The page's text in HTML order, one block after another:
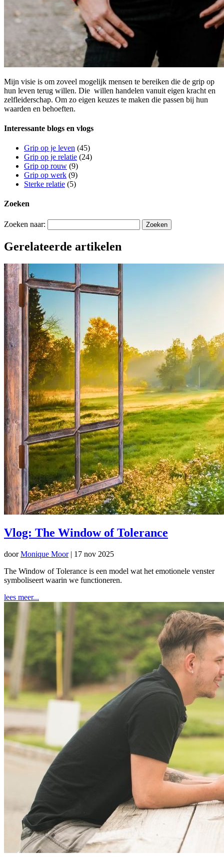
Mijn visie is om zoveel mogelijk mensen te bereiken die de grip op
hun leven terug willen. Die willen handelen vanuit eigen kracht en
zelfleiderschap. Om zo eigen keuzes te maken die passen bij hun
waarden en behoeften.
Interessante blogs en vlogs
Grip op je leven (45)
Grip op je relatie (24)
Grip op rouw (9)
Grip op werk (9)
Sterke relatie (5)
Zoeken
Zoeken naar:
Gerelateerde artikelen
Vlog: The Window of Tolerance
doorMonique Moor| 17 nov 2025
The Window of Tolerance is een model wat het emotionele venster
symboliseert waarin we functioneren.
lees meer...